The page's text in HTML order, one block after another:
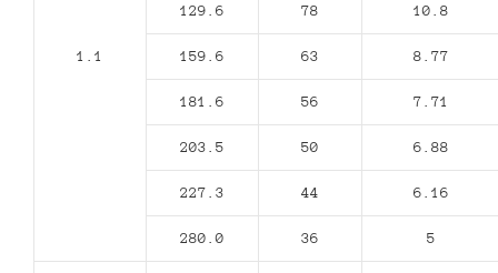
1.1
129.6 78 10.8
159.6 63 8.77
181.6 56 7.71
203.5 50 6.88
227.3 44 6.16
280.0 36 5